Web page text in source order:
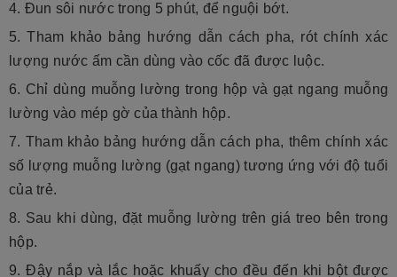
4. Đun sôi nước trong 5 phút, để nguội bớt.
5. Tham khảo bảng hướng dẫn cách pha, rót chính xác
lượng nước ấm cần dùng vào cốc đã được luộc.
6. Chỉ dùng muỗng lường trong hộp và gạt ngang muỗng
lường vào mép gờ của thành hộp.
7. Tham khảo bảng hướng dẫn cách pha, thêm chính xác
số lượng muỗng lường (gạt ngang) tương ứng với độ tuổi
của trẻ.
8. Sau khi dùng, đặt muỗng lường trên giá treo bên trong
hộp.
9. Đậy nắp và lắc hoặc khuấy cho đều đến khi bột được